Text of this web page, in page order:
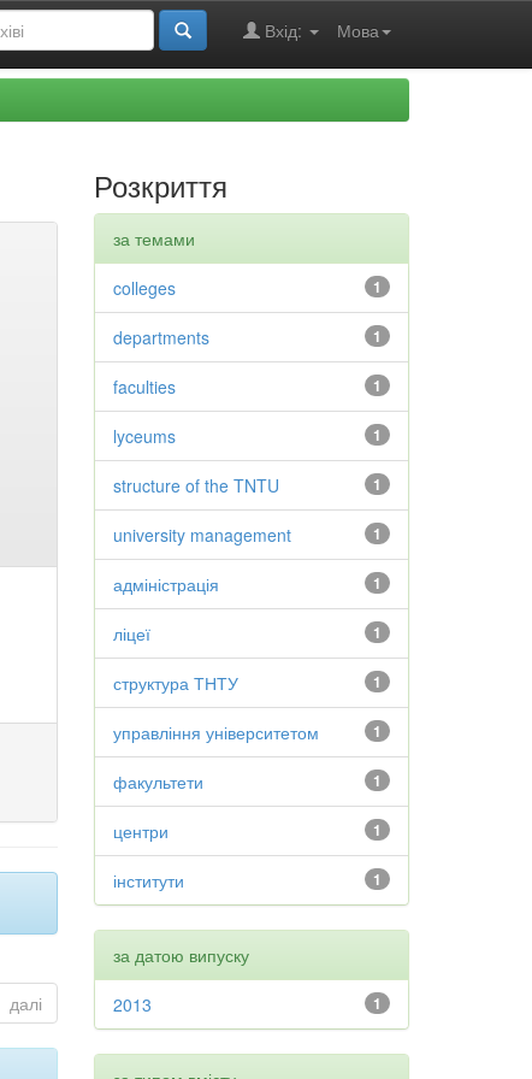
Мова
Вхід:
далі
Розкриття
за темами
1
colleges
1
departments
1
faculties
1
lyceums
1
structure of the TNTU
1
university management
1
адміністрація
1
ліцеї
1
структура ТНТУ
1
управління університетом
1
факультети
1
центри
1
інститути
за датою випуску
1
2013